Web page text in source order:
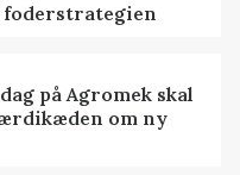
foderstrategien
på Agromek skal
om ny